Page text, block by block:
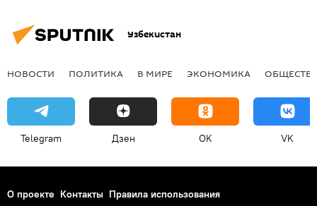
Узбекистан
НОВОСТИ ПОЛИТИКА В МИРЕ ЭКОНОМИКА
Telegram Дзен OK VK
О проекте Контакты Правила использования